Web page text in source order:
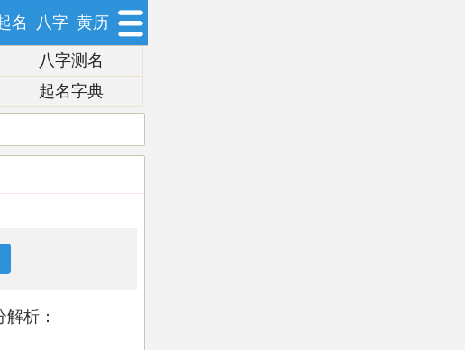
名 八字 黄历
八字测名
起名字典
析：